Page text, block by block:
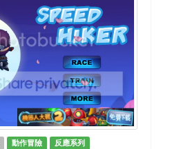
動作冒險
反應系列